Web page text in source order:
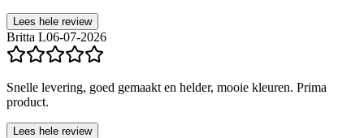
Lees hele review
Britta L06-07-2026
Snelle levering, goed gemaakt en helder, mooie kleuren. Prima
product.
Lees hele review